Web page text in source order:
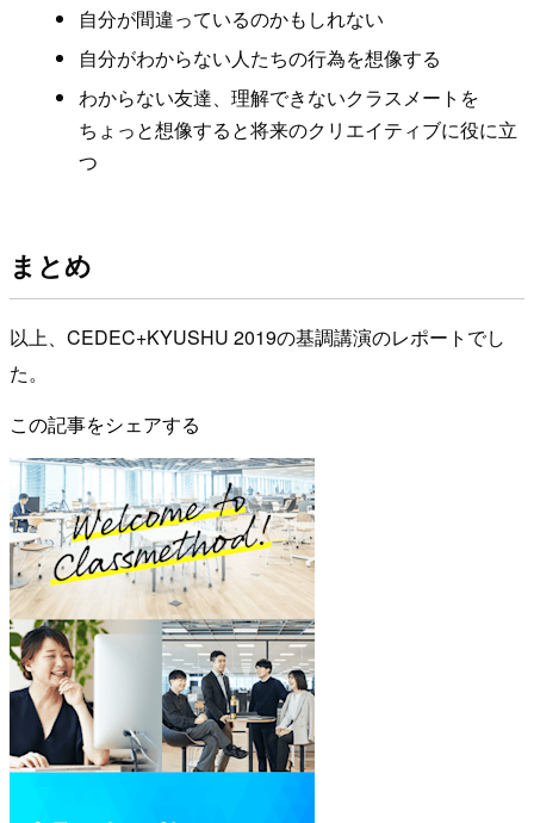
自分が間違っているのかもしれない
自分がわからない人たちの行為を想像する
わからない友達、理解できないクラスメートを
ちょっと想像すると将来のクリエイティブに役に立
つ
まとめ
以上、CEDEC+KYUSHU 2019の基調講演のレポートでし
た。
この記事をシェアする